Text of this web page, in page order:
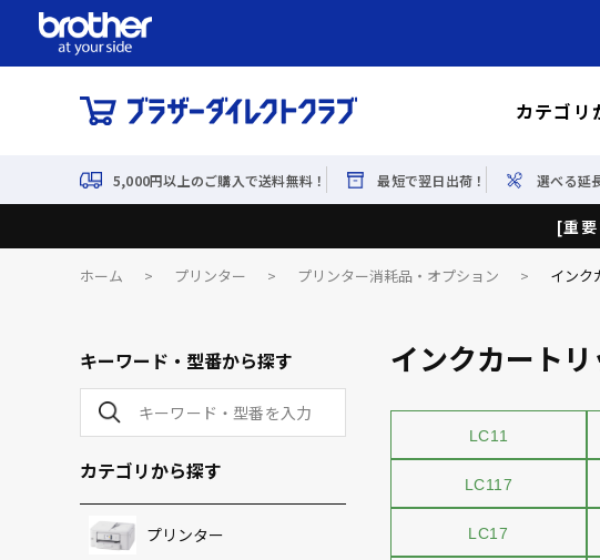
カテゴリ
5,000円以上のご購入で送料無料！ 最短で翌日出荷！ 選べる延
[重
ホーム > プリンター > プリンター消耗品・オプション > インク
キーワード・型番から探す
カテゴリから探す
プリンター
インクカート
LC11
LC117
LC17